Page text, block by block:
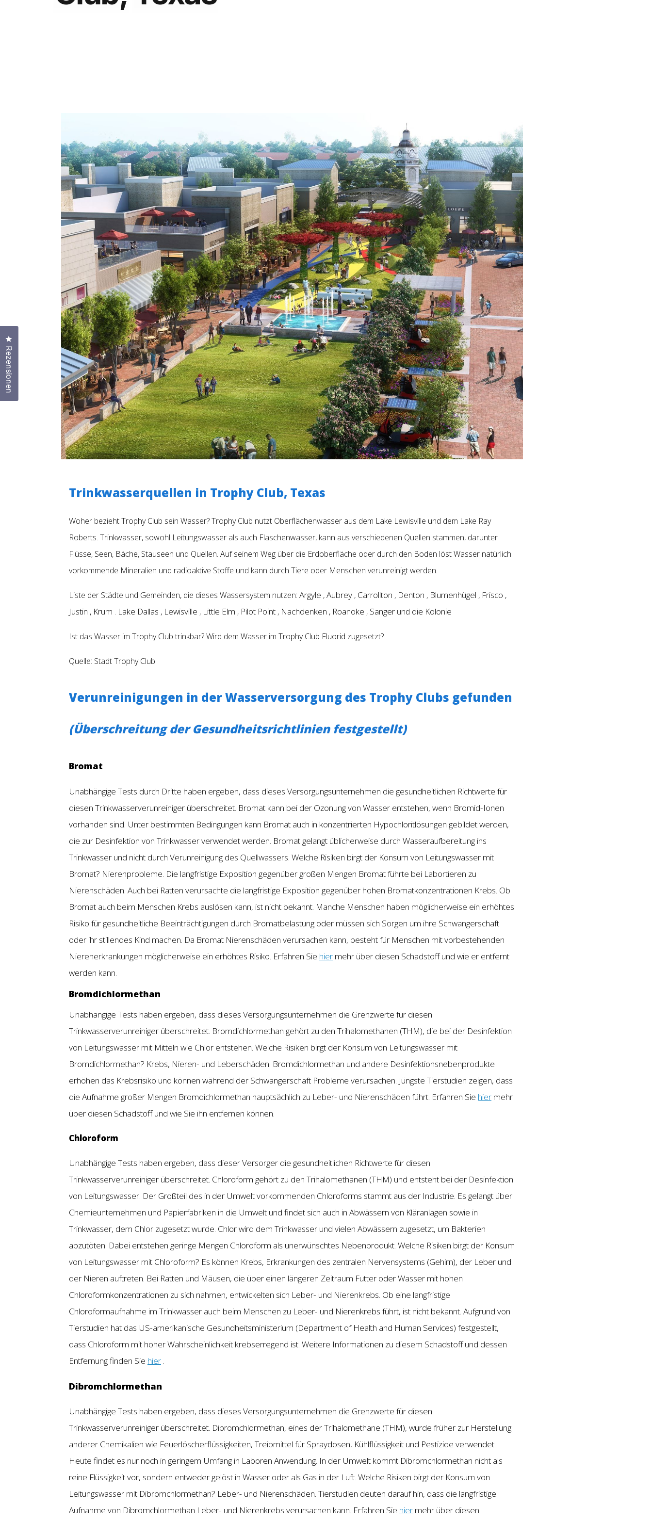
Trinkwasserquellen in Trophy Club, Texas
Woher bezieht Trophy Club sein Wasser? Trophy Club nutzt Oberflächenwasser aus dem Lake Lewisville und dem Lake Ray
Roberts. Trinkwasser, sowohl Leitungswasser als auch Flaschenwasser, kann aus verschiedenen Quellen stammen, darunter
Flüsse, Seen, Bäche, Stauseen und Quellen. Auf seinem Weg über die Erdoberfläche oder durch den Boden löst Wasser natürlich
vorkommende Mineralien und radioaktive Stoffe und kann durch Tiere oder Menschen verunreinigt werden.
Liste der Städte und Gemeinden, die dieses Wassersystem nutzen: Argyle ,Aubrey , Carrollton , Denton , Blumenhügel , Frisco ,
Justin , Krum . Lake Dallas , Lewisville , Little Elm , Pilot Point , Nachdenken , Roanoke , Sanger und die Kolonie
Ist das Wasser im Trophy Club trinkbar? Wird dem Wasser im Trophy Club Fluorid zugesetzt?
Quelle: Stadt Trophy Club
Verunreinigungen in der Wasserversorgung des Trophy Clubs gefunden
(Überschreitung der Gesundheitsrichtlinien festgestellt)
Bromat
Unabhängige Tests durch Dritte haben ergeben, dass dieses Versorgungsunternehmen die gesundheitlichen Richtwerte für
diesen Trinkwasserverunreiniger überschreitet. Bromat kann bei der Ozonung von Wasser entstehen, wenn Bromid-Ionen
vorhanden sind. Unter bestimmten Bedingungen kann Bromat auch in konzentrierten Hypochloritlösungen gebildet werden,
die zur Desinfektion von Trinkwasser verwendet werden. Bromat gelangt üblicherweise durch Wasseraufbereitung ins
Trinkwasser und nicht durch Verunreinigung des Quellwassers. Welche Risiken birgt der Konsum von Leitungswasser mit
Bromat? Nierenprobleme. Die langfristige Exposition gegenüber großen Mengen Bromat führte bei Labortieren zu
Nierenschäden. Auch bei Ratten verursachte die langfristige Exposition gegenüber hohen Bromatkonzentrationen Krebs. Ob
Bromat auch beim Menschen Krebs auslösen kann, ist nicht bekannt. Manche Menschen haben möglicherweise ein erhöhtes
Risiko für gesundheitliche Beeinträchtigungen durch Bromatbelastung oder müssen sich Sorgen um ihre Schwangerschaft
oder ihr stillendes Kind machen. Da Bromat Nierenschäden verursachen kann, besteht für Menschen mit vorbestehenden
Nierenerkrankungen möglicherweise ein erhöhtes Risiko. Erfahren Sie hier mehr über diesen Schadstoff und wie er entfernt
werden kann.
Bromdichlormethan
Unabhängige Tests haben ergeben, dass dieses Versorgungsunternehmen die Grenzwerte für diesen
Trinkwasserverunreiniger überschreitet. Bromdichlormethan gehört zu den Trihalomethanen (THM), die bei der Desinfektion
von Leitungswasser mit Mitteln wie Chlor entstehen. Welche Risiken birgt der Konsum von Leitungswasser mit
Bromdichlormethan? Krebs, Nieren- und Leberschäden. Bromdichlormethan und andere Desinfektionsnebenprodukte
erhöhen das Krebsrisiko und können während der Schwangerschaft Probleme verursachen. Jüngste Tierstudien zeigen, dass
die Aufnahme großer Mengen Bromdichlormethan hauptsächlich zu Leber- und Nierenschäden führt. Erfahren Sie hier mehr
über diesen Schadstoff und wie Sie ihn entfernen können.
Chloroform
Unabhängige Tests haben ergeben, dass dieser Versorger die gesundheitlichen Richtwerte für diesen
Trinkwasserverunreiniger überschreitet. Chloroform gehört zu den Trihalomethanen (THM) und entsteht bei der Desinfektion
von Leitungswasser. Der Großteil des in der Umwelt vorkommenden Chloroforms stammt aus der Industrie. Es gelangt über
Chemieunternehmen und Papierfabriken in die Umwelt und findet sich auch in Abwässern von Kläranlagen sowie in
Trinkwasser, dem Chlor zugesetzt wurde. Chlor wird dem Trinkwasser und vielen Abwässern zugesetzt, um Bakterien
abzutöten. Dabei entstehen geringe Mengen Chloroform als unerwünschtes Nebenprodukt. Welche Risiken birgt der Konsum
von Leitungswasser mit Chloroform? Es können Krebs, Erkrankungen des zentralen Nervensystems (Gehirn), der Leber und
der Nieren auftreten. Bei Ratten und Mäusen, die über einen längeren Zeitraum Futter oder Wasser mit hohen
Chloroformkonzentrationen zu sich nahmen, entwickelten sich Leber- und Nierenkrebs. Ob eine langfristige
Chloroformaufnahme im Trinkwasser auch beim Menschen zu Leber- und Nierenkrebs führt, ist nicht bekannt. Aufgrund von
Tierstudien hat das US-amerikanische Gesundheitsministerium (Department of Health and Human Services) festgestellt,
dass Chloroform mit hoher Wahrscheinlichkeit krebserregend ist. Weitere Informationen zu diesem Schadstoff und dessen
Entfernung finden Sie hier .
Dibromchlormethan
Unabhängige Tests haben ergeben, dass dieses Versorgungsunternehmen die Grenzwerte für diesen
Trinkwasserverunreiniger überschreitet. Dibromchlormethan, eines der Trihalomethane (THM), wurde früher zur Herstellung
anderer Chemikalien wie Feuerlöscherflüssigkeiten, Treibmittel für Spraydosen, Kühlflüssigkeit und Pestizide verwendet.
Heute findet es nur noch in geringem Umfang in Laboren Anwendung. In der Umwelt kommt Dibromchlormethan nicht als
reine Flüssigkeit vor, sondern entweder gelöst in Wasser oder als Gas in der Luft. Welche Risiken birgt der Konsum von
Leitungswasser mit Dibromchlormethan? Leber- und Nierenschäden. Tierstudien deuten darauf hin, dass die langfristige
Aufnahme von Dibromchlormethan Leber- und Nierenkrebs verursachen kann. Erfahren Sie hier mehr über diesen
Rezensionen
Klicken Sie, um den Bewertungsdialog zu öffnen